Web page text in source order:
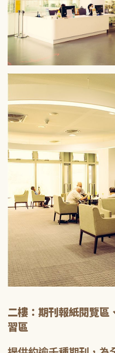
二樓：期刊報紙閱覽區
習區